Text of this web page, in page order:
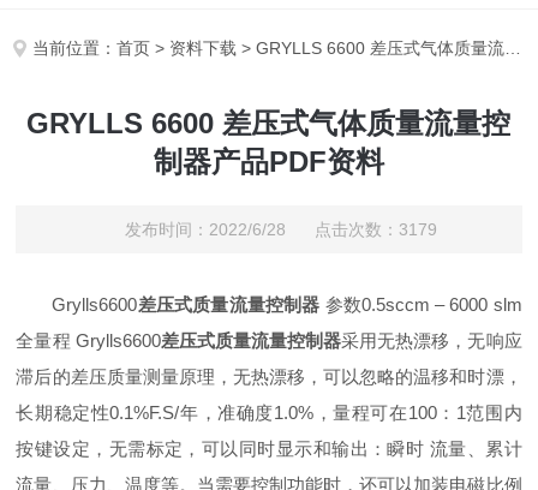
当前位置：首页 > 资料下载 > GRYLLS 6600 差压式气体质量流量控制器产品PDF资料
GRYLLS 6600 差压式气体质量流量控
制器产品PDF资料
发布时间：2022/6/28 点击次数：3179
Grylls6600差压式质量流量控制器 参数0.5sccm – 6000 slm
全量程 Grylls6600差压式质量流量控制器采用无热漂移，无响应
滞后的差压质量测量原理，无热漂移，可以忽略的温移和时漂，
长期稳定性0.1%F.S/年，准确度1.0%，量程可在100：1范围内
按键设定，无需标定，可以同时显示和输出：瞬时 流量、累计
流量、压力、温度等。当需要控制功能时，还可以加装电磁比例